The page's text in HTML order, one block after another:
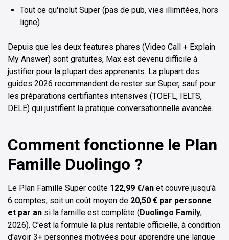
Tout ce qu'inclut Super (pas de pub, vies illimitées, hors
ligne)
Depuis que les deux features phares (Video Call + Explain
My Answer) sont gratuites, Max est devenu difficile à
justifier pour la plupart des apprenants. La plupart des
guides 2026 recommandent de rester sur Super, sauf pour
les préparations certifiantes intensives (TOEFL, IELTS,
DELE) qui justifient la pratique conversationnelle avancée.
Comment fonctionne le Plan
Famille Duolingo ?
Le Plan Famille Super coûte 122,99 €/an et couvre jusqu'à
6 comptes, soit un coût moyen de 20,50 € par personne
et par an si la famille est complète (Duolingo Family,
2026). C'est la formule la plus rentable officielle, à condition
d'avoir 3+ personnes motivées pour apprendre une langue